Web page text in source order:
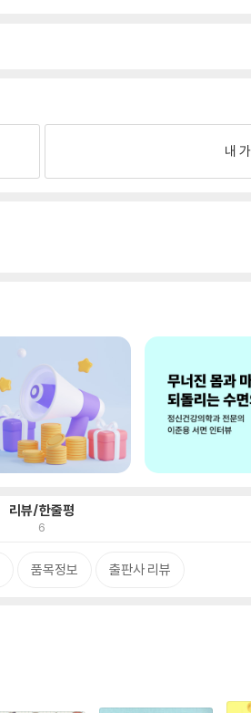
내
리뷰/한줄평
6
품목정보 출판사 리뷰